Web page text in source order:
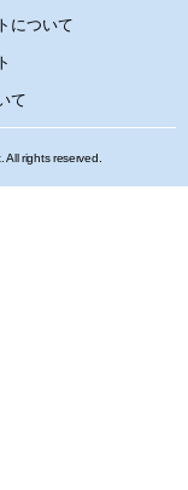
について
て
rights reserved.